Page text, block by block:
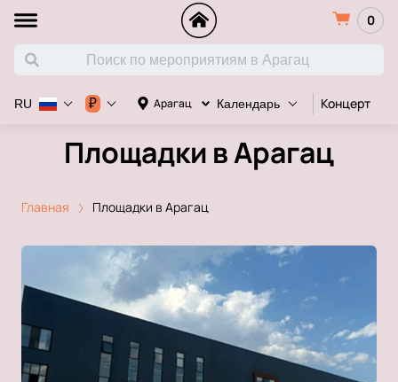
0
Арагац Календарь Концерт
RU ₽
Площадки в Арагац
Главная Площадки в Арагац